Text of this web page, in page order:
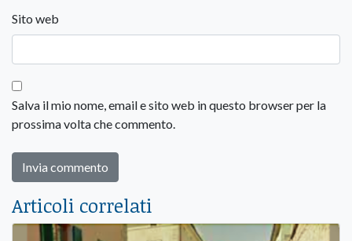
Sito web
Salva il mio nome, email e sito web in questo browser per la
prossima volta che commento.
Articoli correlati